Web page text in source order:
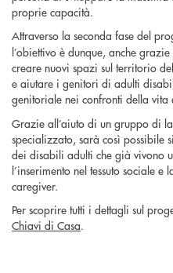
proprie capacità.
Attraverso la seconda fase del
l’obiettivo è dunque, anche
creare nuovi spazi sul territorio
e aiutare i genitori di adulti
genitoriale nei confronti della
Grazie all’aiuto di un gruppo di
specializzato, sarà così possibile
dei disabili adulti che già vivono
l’inserimento nel tessuto sociale
caregiver.
Per scoprire tutti i dettagli sul
Chiavi di Casa.